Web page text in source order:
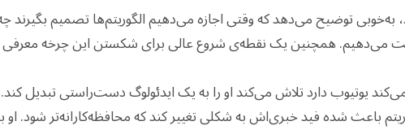
به‌خوبی توضیح می‌دهد که وقتی اجازه می‌دهیم الگوریتم‌ها تصمیم بگیرند
دست می‌دهیم. همچنین یک نقطه‌ی شروع عالی برای شکستن این چرخه
یوتیوب دارد تلاش می‌کند او را به یک ایدئولوگ دست‌راستی تبدیل کند.
باعث شده فید خبری‌اش به شکلی تغییر کند که محافظه‌کارانه‌تر شود.